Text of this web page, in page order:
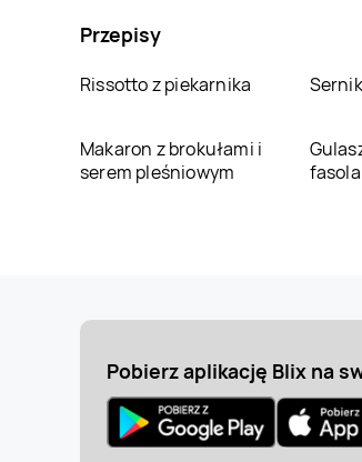
Przepisy
Rissotto z piekarnika
Makaron z brokułami i
serem pleśniowym
Pobierz aplikację Blix na